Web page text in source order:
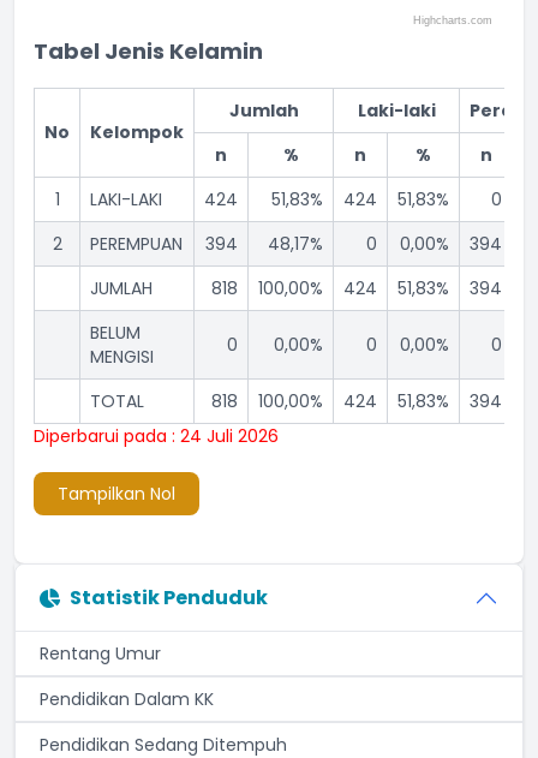
Statistik Penduduk
Rentang Umur
Pendidikan Dalam KK
Pendidikan Sedang Ditempuh
Highcharts.com
End of interactive chart.
Tabel Jenis Kelamin
No Kelompok
Jumlah Laki-laki
n
% n %
n
1
LAKI-LAKI 424 51,83% 424 51,83% 0
2
PEREMPUAN 394 48,17% 0 0,00% 394
JUMLAH
818 100,00% 424 51,83% 394
BELUM
MENGISI
0 0,00% 0 0,00% 0
TOTAL 818 100,00% 424 51,83% 394
Diperbarui pada : 24 Juli 2026
Tampilkan Nol